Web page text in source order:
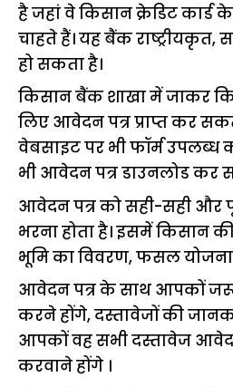
है जहां वे किसान क्रेडिट
चाहते हैं। यह बैंक राष्ट्रीयकृत,
हो सकता है।
किसान बैंक शाखा में जाकर
लिए आवेदन पत्र प्राप्त कर
वेबसाइट पर भी फॉर्म उपलब्ध
भी आवेदन पत्र डाउनलोड कर
आवेदन पत्र को सही-सही और
भरना होता है। इसमें किसान
भूमि का विवरण, फसल योजना
आवेदन पत्र के साथ आपकों
करने होंगे, दस्तावेजों की
आपकों वह सभी दस्तावेज
करवाने होंगे ।